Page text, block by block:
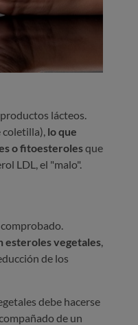
lácteos.
lo que
o fitoesterolesque
LDL, el "malo".
esteroles vegetales,
de los
debe hacerse
de un